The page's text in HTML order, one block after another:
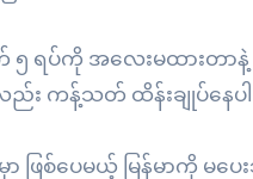
၅ ရပ်ကို အလေးမထားတ
ည်း ကန့်သတ် ထိန်းချုပ်နေ
ာ ဖြစ်ပေမယ့် မြန်မာကို မ